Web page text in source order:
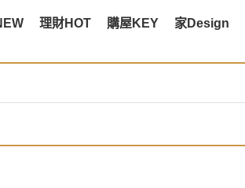
理財HOT 購屋KEY 家Design